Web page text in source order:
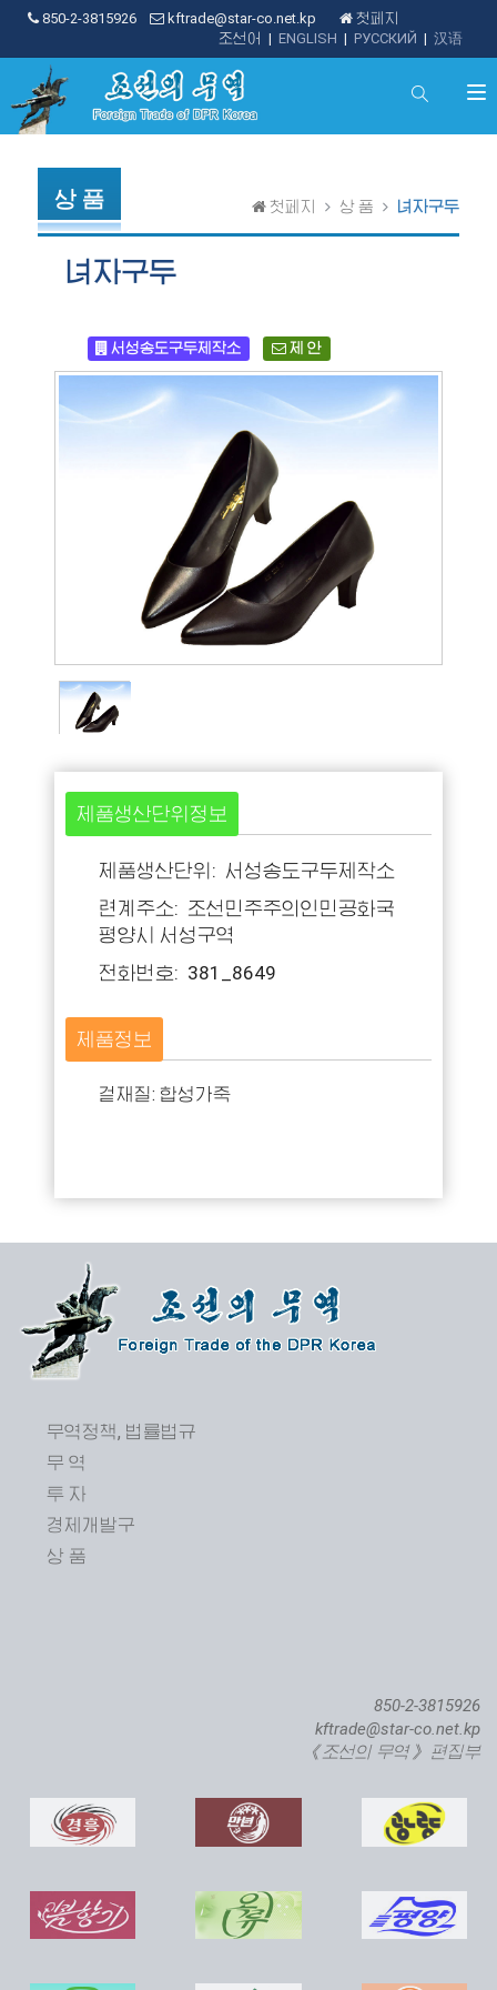
850-2-3815926 kftrade@star-co.net.kp
첫페지
| 汉语
| РУССКИЙ
| ENGLISH
조선어
상 품 첫페지 상 품 녀자구두
녀자구두
서성송도구두제작소 제 안
제품생산단위정보
제품생산단위: 서성송도구두제작소
련계주소: 조선민주주의인민공화국
평양시 서성구역
전화번호: 381_8649
제품정보
겉재질: 합성가죽
무역정책, 법률법규
무 역
투 자
경제개발구
상 품
850-2-3815926
kftrade@star-co.net.kp
《조선의 무역》 편집부